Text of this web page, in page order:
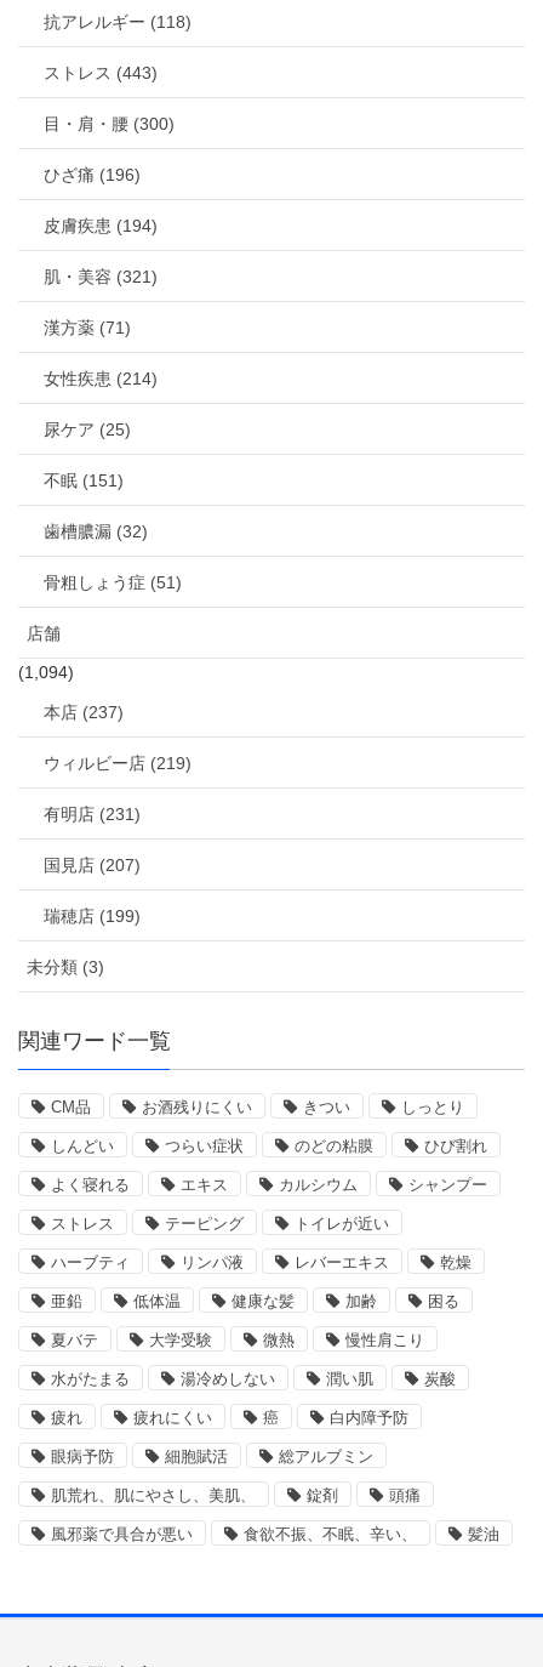
抗アレルギー (118)
ストレス (443)
目・肩・腰 (300)
ひざ痛 (196)
皮膚疾患 (194)
肌・美容 (321)
漢方薬 (71)
女性疾患 (214)
尿ケア (25)
不眠 (151)
歯槽膿漏 (32)
骨粗しょう症 (51)
店舗
(1,094)
本店 (237)
ウィルビー店 (219)
有明店 (231)
国見店 (207)
瑞穂店 (199)
未分類 (3)
関連ワード一覧
CM品 お酒残りにくい きつい しっとり
しんどい つらい症状 のどの粘膜 ひび割れ
よく寝れる エキス カルシウム シャンプー
ストレス テーピング トイレが近い
ハーブティ リンパ液 レバーエキス 乾燥
亜鉛 低体温 健康な髪 加齢 困る
夏バテ 大学受験 微熱 慢性肩こり
水がたまる 湯冷めしない 潤い肌 炭酸
疲れ 疲れにくい 癌 白内障予防
眼病予防 細胞賦活 総アルブミン
肌荒れ、肌にやさし、美肌、 錠剤 頭痛
風邪薬で具合が悪い 食欲不振、不眠、辛い、 髪油